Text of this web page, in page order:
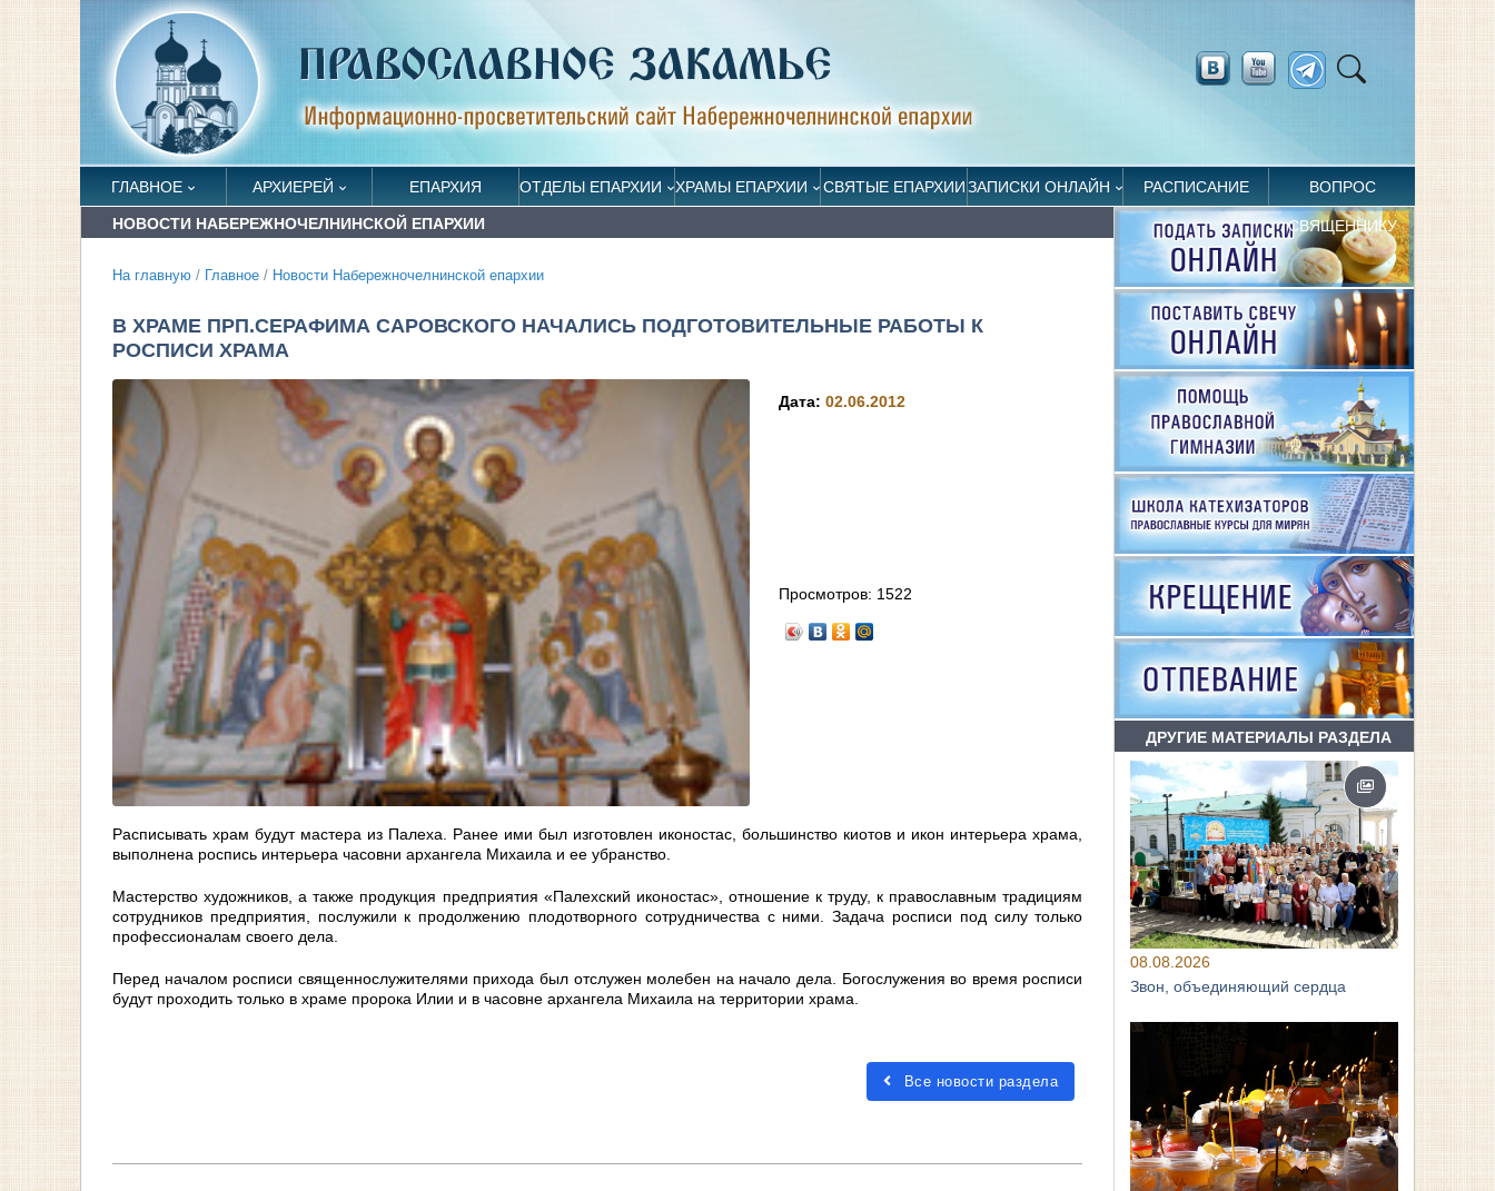
ГЛАВНОЕ АРХИЕРЕЙ ЕПАРХИЯ ОТДЕЛЫ ЕПАРХИИ ХРАМЫ ЕПАРХИИ СВЯТЫЕ ЕПАРХИИЗАПИСКИ ОНЛАЙН РАСПИСАНИЕ ВОПРОС
СВЯЩЕННИКУ
НОВОСТИ НАБЕРЕЖНОЧЕЛНИНСКОЙ ЕПАРХИИ
На главную / Главное / Новости Набережночелнинской епархии
В ХРАМЕ ПРП.СЕРАФИМА САРОВСКОГО НАЧАЛИСЬ ПОДГОТОВИТЕЛЬНЫЕ РАБОТЫ К
РОСПИСИ ХРАМА
Дата:02.06.2012
Просмотров: 1522
Расписывать храм будут мастера из Палеха. Ранее ими был изготовлен иконостас, большинство киотов и икон интерьера храма,
выполнена роспись интерьера часовни архангела Михаила и ее убранство.
Мастерство художников, а также продукция предприятия «Палехский иконостас», отношение к труду, к православным традициям
сотрудников предприятия, послужили к продолжению плодотворного сотрудничества с ними. Задача росписи под силу только
профессионалам своего дела.
Перед началом росписи священнослужителями прихода был отслужен молебен на начало дела. Богослужения во время росписи
будут проходить только в храме пророка Илии и в часовне архангела Михаила на территории храма.
Все новости раздела
ДРУГИЕ МАТЕРИАЛЫ РАЗДЕЛА
08.08.2026
Звон, объединяющий сердца